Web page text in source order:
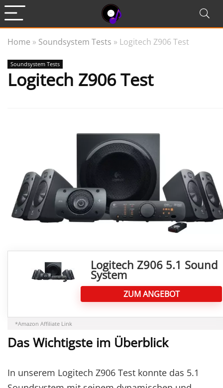
Home » Soundsystem Tests » Logitech Z906 Test
Soundsystem Tests
Logitech Z906 Test
Logitech Z906 5.1 Sound
System
ZUM ANGEBOT
*Amazon Affiliate Link
Das Wichtigste im Überblick
In unserem Logitech Z906 Test konnte das 5.1